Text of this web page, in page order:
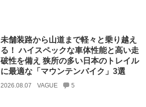
未舗装路から山道まで軽々と乗り越え
る！ ハイスペックな車体性能と高い走
破性を備え 狭所の多い日本のトレイル
に最適な「マウンテンバイク」3選
2026.08.07 VAGUE 5